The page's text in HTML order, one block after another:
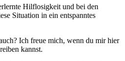
Hilflosigkeit und bei den
Situation in ein entspanntes
Ich freue mich, wenn du mir hier
kannst.